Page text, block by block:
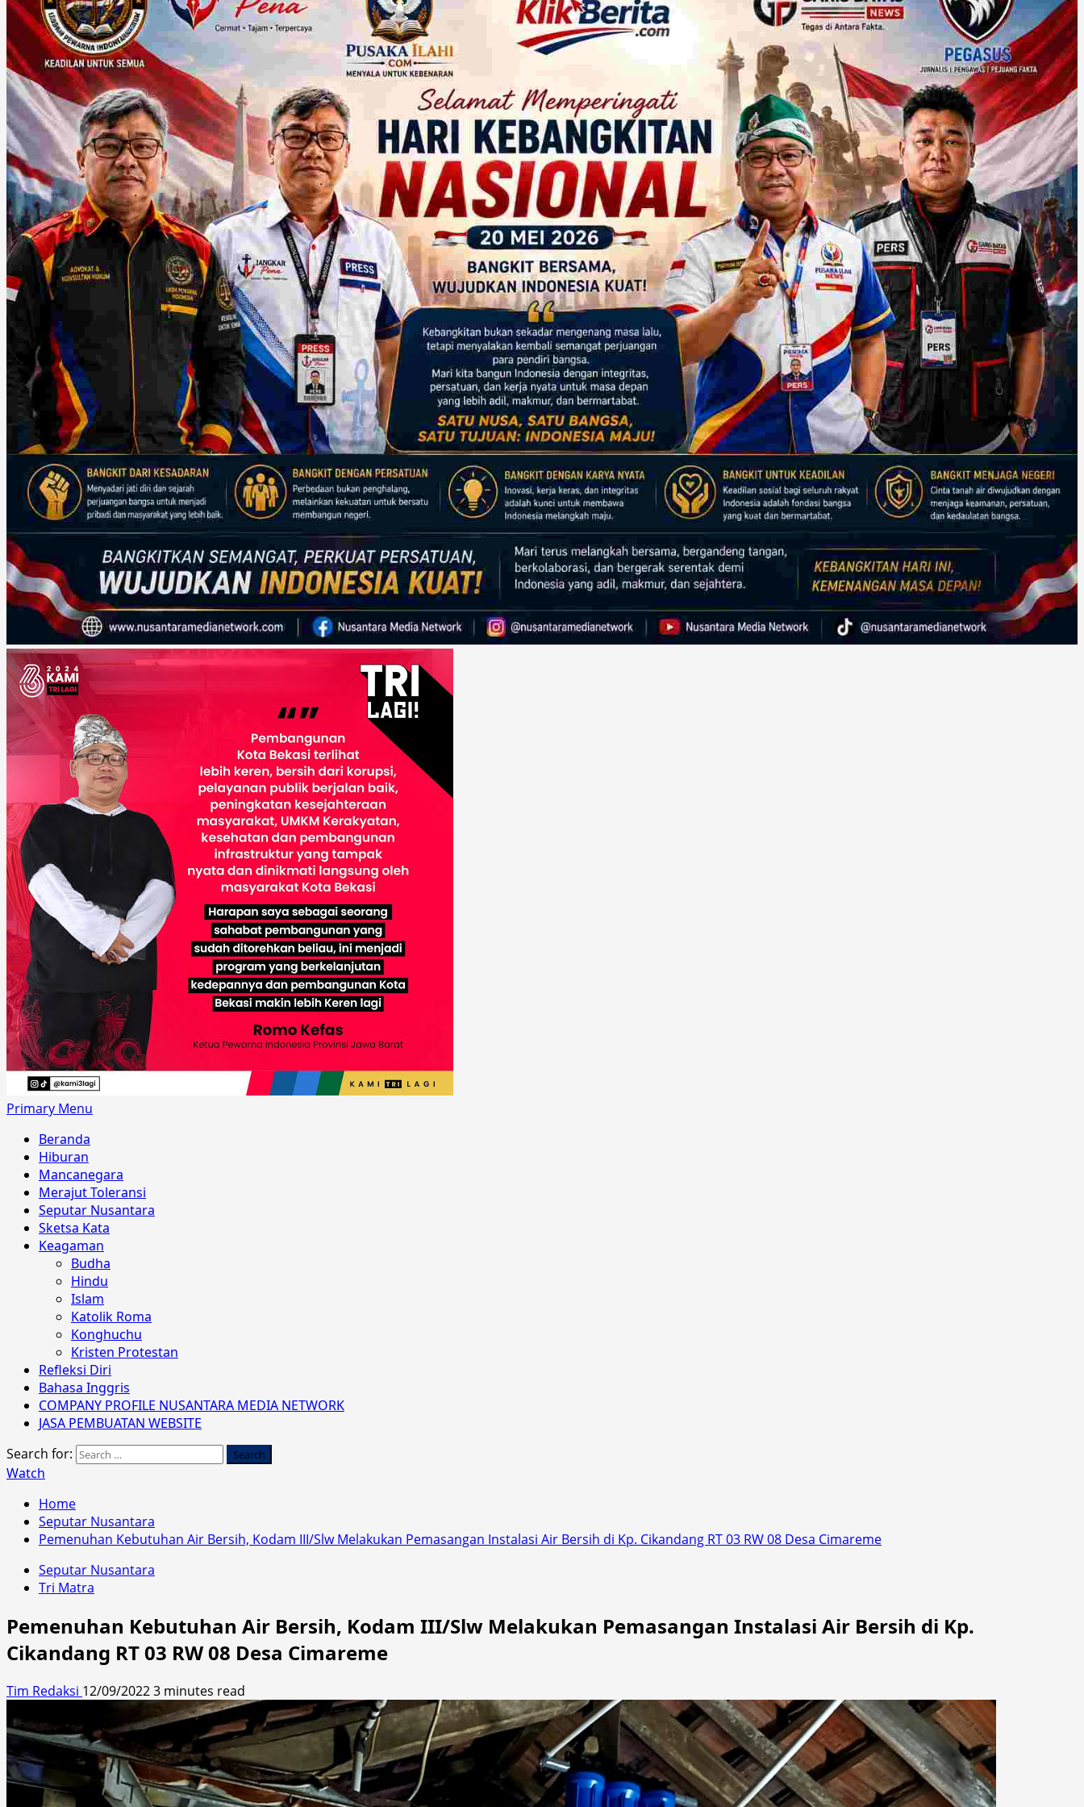
Primary Menu
Beranda
Hiburan
Mancanegara
Merajut Toleransi
Seputar Nusantara
Sketsa Kata
Keagaman
Budha
Hindu
Islam
Katolik Roma
Konghuchu
Kristen Protestan
Refleksi Diri
Bahasa Inggris
COMPANY PROFILE NUSANTARA MEDIA NETWORK
JASA PEMBUATAN WEBSITE
Search for:
Watch
Home
Seputar Nusantara
Pemenuhan Kebutuhan Air Bersih, Kodam III/Slw Melakukan Pemasangan Instalasi Air Bersih di Kp. Cikandang RT 03 RW 08 Desa Cimareme
Seputar Nusantara
Tri Matra
Pemenuhan Kebutuhan Air Bersih, Kodam III/Slw Melakukan Pemasangan Instalasi Air Bersih di Kp.
Cikandang RT 03 RW 08 Desa Cimareme
Tim Redaksi 12/09/20223 minutes read